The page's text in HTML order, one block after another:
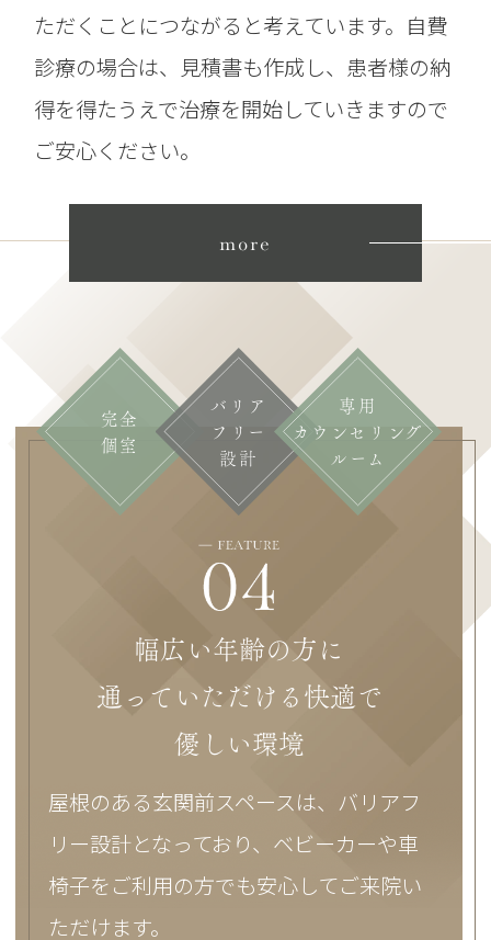
ただくことにつながると考えています。自費
診療の場合は、見積書も作成し、患者様の納
得を得たうえで治療を開始していきますので
ご安心ください。
more
完全
個室
バリア
フリー
設計
専用
カウンセリング
ルーム
幅広い年齢の方に
通っていただける快適で
優しい環境
屋根のある玄関前スペースは、バリアフ
リー設計となっており、ベビーカーや車
椅子をご利用の方でも安心してご来院い
ただけます。